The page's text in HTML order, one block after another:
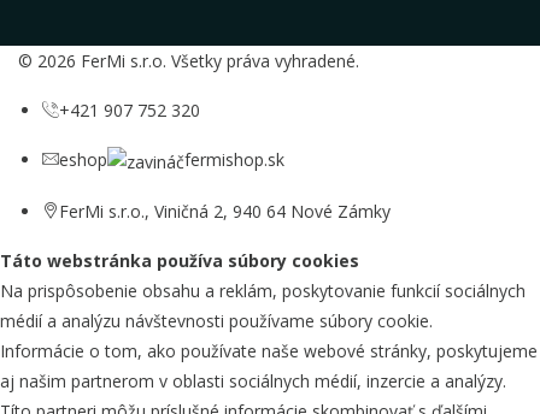
© 2026 FerMi s.r.o. Všetky práva vyhradené.
+421 907 752 320
eshop fermishop.sk
FerMi s.r.o., Viničná 2, 940 64 Nové Zámky
Táto webstránka používa súbory cookies
Na prispôsobenie obsahu a reklám, poskytovanie funkcií sociálnych
médií a analýzu návštevnosti používame súbory cookie.
Informácie o tom, ako používate naše webové stránky, poskytujeme
aj našim partnerom v oblasti sociálnych médií, inzercie a analýzy.